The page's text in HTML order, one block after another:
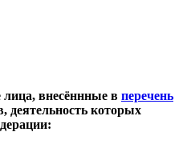
внесённные в перечень
деятельность которых